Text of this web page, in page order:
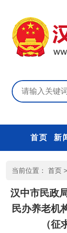
首页 新
当前位置： 首页 >
汉中市民政
民办养老机
（